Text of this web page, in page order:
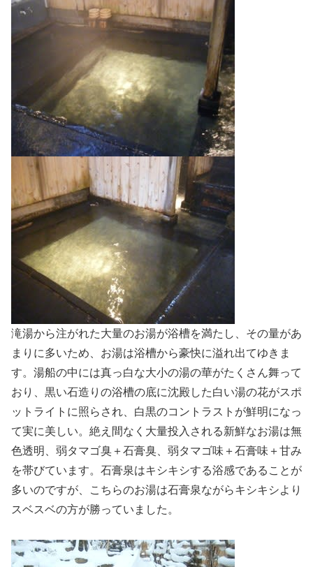
滝湯から注がれた大量のお湯が浴槽を満たし、その量があ
まりに多いため、お湯は浴槽から豪快に溢れ出てゆきま
す。湯船の中には真っ白な大小の湯の華がたくさん舞って
おり、黒い石造りの浴槽の底に沈殿した白い湯の花がスポ
ットライトに照らされ、白黒のコントラストが鮮明になっ
て実に美しい。絶え間なく大量投入される新鮮なお湯は無
色透明、弱タマゴ臭＋石膏臭、弱タマゴ味＋石膏味＋甘み
を帯びています。石膏泉はキシキシする浴感であることが
多いのですが、こちらのお湯は石膏泉ながらキシキシより
スベスベの方が勝っていました。